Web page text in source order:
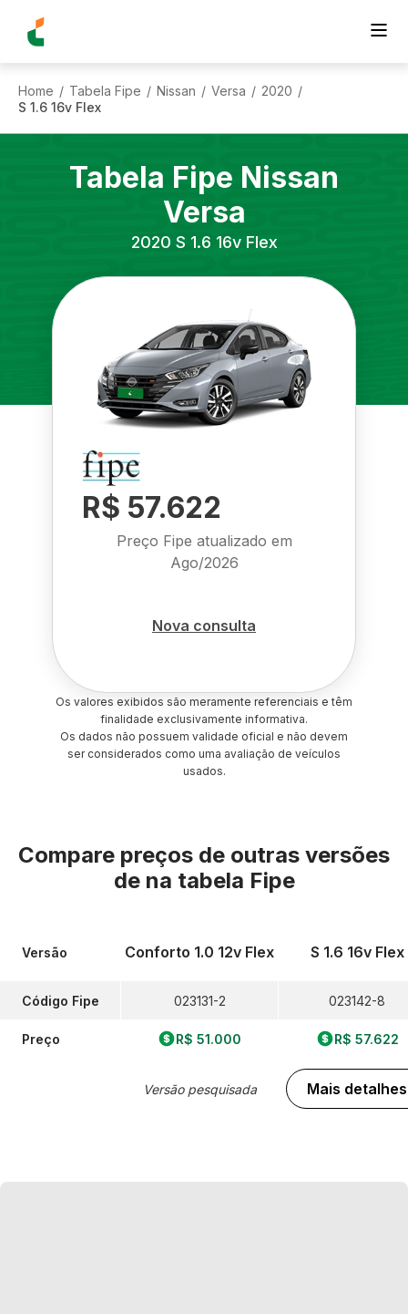
Home / Tabela Fipe / Nissan / Versa / 2020 /
S 1.6 16v Flex
Tabela Fipe Nissan
Versa
2020 S 1.6 16v Flex
R$ 57.622
Preço Fipe atualizado em
Ago/2026
Nova consulta
Os valores exibidos são meramente referenciais e têm
finalidade exclusivamente informativa.
Os dados não possuem validade oficial e não devem
ser considerados como uma avaliação de veículos
usados.
Compare preços de outras versões
de na tabela Fipe
Versão
Código Fipe
Preço
Conforto 1.0 12v Flex
023131-2
R$ 51.000
Versão pesquisada
S 1.6 16v Flex
023142-8
R$ 57.622
Mais detalhes